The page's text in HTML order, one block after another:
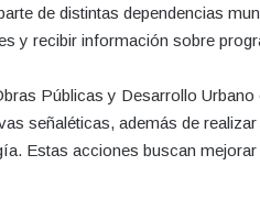
de distintas dependencias
y recibir información sobre
Públicas y Desarrollo
señaléticas, además de
Estas acciones buscan